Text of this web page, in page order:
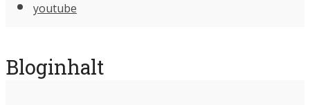
youtube
Bloginhalt